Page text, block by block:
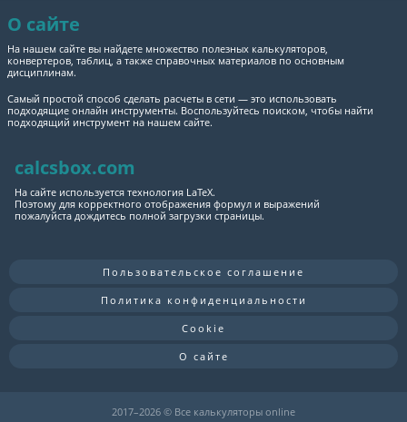
О сайте
На нашем сайте вы найдете множество полезных калькуляторов,
конвертеров, таблиц, а также справочных материалов по основным
дисциплинам.
Самый простой способ сделать расчеты в сети — это использовать
подходящие онлайн инструменты. Воспользуйтесь поиском, чтобы найти
подходящий инструмент на нашем сайте.
calcsbox.com
На сайте используется технология LaTeX.
Поэтому для корректного отображения формул и выражений
пожалуйста дождитесь полной загрузки страницы.
Пользовательское соглашение
Политика конфиденциальности
Cookie
О сайте
2017–2026 © Все калькуляторы online